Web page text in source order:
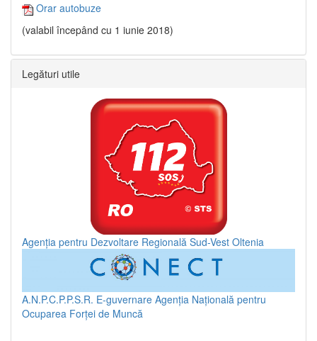
Orar autobuze
(valabil începând cu 1 iunie 2018)
Legături utile
Agenția pentru Dezvoltare Regională Sud-Vest Oltenia
A.N.P.C.P.P.S.R. E-guvernare Agenția Națională pentru
Ocuparea Forței de Muncă